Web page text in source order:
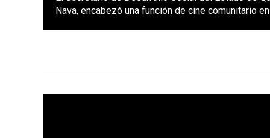
Nava, encabezó una función de cine comunitario